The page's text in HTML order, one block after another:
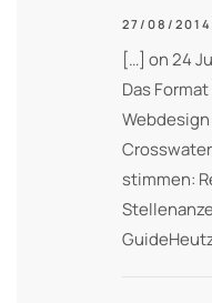
27/08/2014
[…] on 24
Das
stimmen: